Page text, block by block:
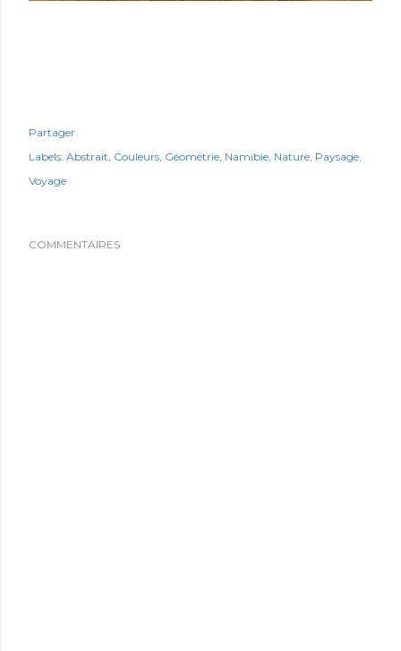
Partager
Labels: Abstrait Couleurs Géométrie Namibie Nature Paysage
Voyage
COMMENTAIRES